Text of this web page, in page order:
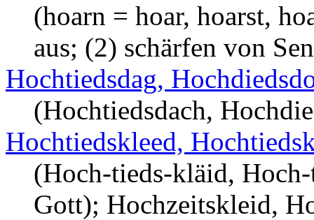
(hoarn = hoar, hoarst,
aus; (2) schärfen von
Hochtiedsdag,
(Hochtiedsdach,
Hochtiedskleed,
(Hoch-tieds-kläid,
Gott); Hochzeitskleid,